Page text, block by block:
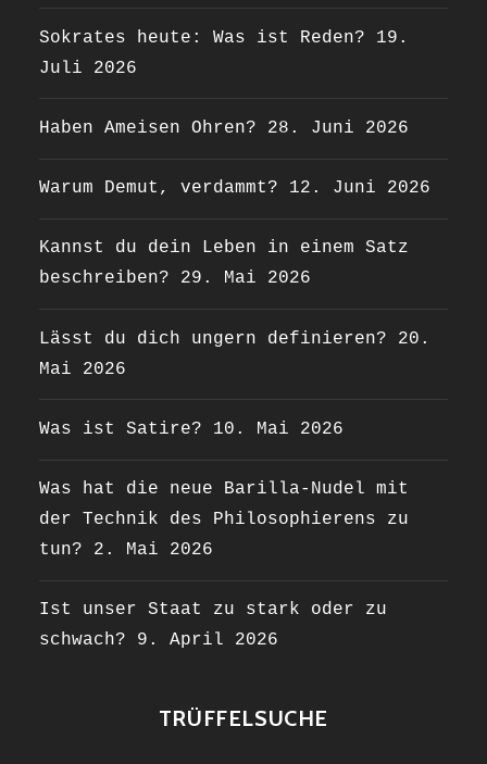
Sokrates heute: Was ist Reden?
19.
Juli 2026
Haben Ameisen Ohren? 28. Juni 2026
Warum Demut, verdammt? 12. Juni 2026
Kannst du dein Leben in einem Satz
beschreiben?
29. Mai 2026
Lässt du dich ungern definieren?
20.
Mai 2026
Was ist Satire? 10. Mai 2026
Was hat die neue Barilla-Nudel mit
der Technik des Philosophierens zu
tun?
2. Mai 2026
Ist unser Staat zu stark oder zu
schwach?
9. April 2026
TRÜFFELSUCHE